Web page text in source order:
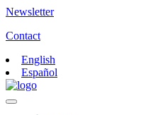
Newsletter
Contact
English
Español